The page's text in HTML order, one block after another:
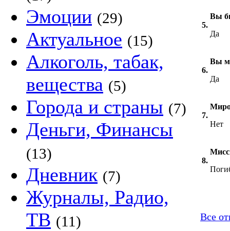
Эмоции (29)
Актуальное (15)
Алкоголь, табак,
вещества (5)
Города и страны (7)
Деньги, Финансы
(13)
Дневник (7)
Журналы, Радио,
ТВ (11)
5.
Вы
Да
6.
Вы
Да
7.
Нет
8.
Все